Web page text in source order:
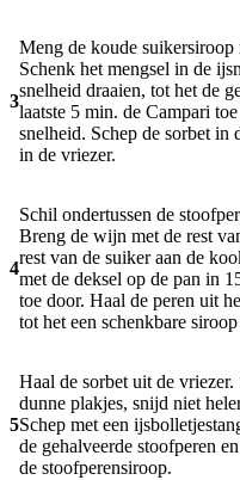
3
Meng de koude suikersiroop
Schenk het mengsel in de
snelheid draaien, tot het de
laatste 5 min. de Campari
snelheid. Schep de sorbet in
in de vriezer.
4
Schil ondertussen de
Breng de wijn met de rest
rest van de suiker aan de
met de deksel op de pan in
toe door. Haal de peren uit
tot het een schenkbare
5
Haal de sorbet uit de
dunne plakjes, snijd niet
Schep met een
de gehalveerde stoofperen
de stoofperensiroop.